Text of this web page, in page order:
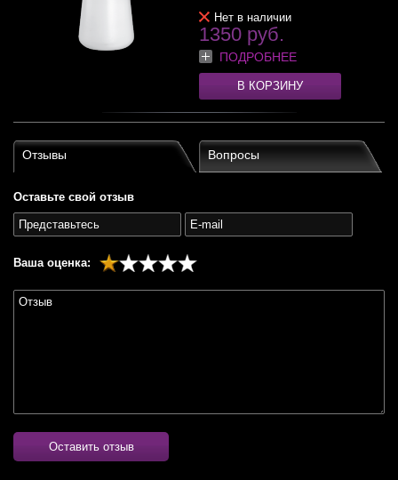
Нет в наличии
1350 руб.
ПОДРОБНЕЕ
В КОРЗИНУ
Отзывы Вопросы
Оставьте свой отзыв
Ваша оценка:
Оставить отзыв